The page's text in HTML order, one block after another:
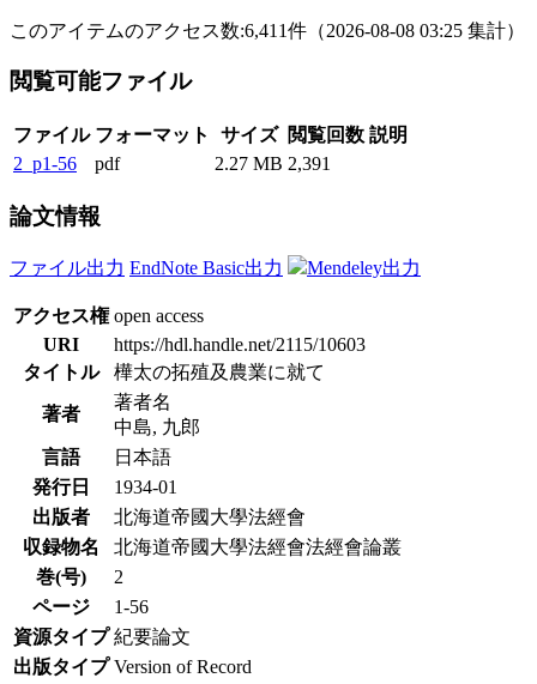
このアイテムのアクセス数:6,411件 （2026-08-08 03:25 集計）
閲覧可能ファイル
ファイル フォーマット サイズ 閲覧回数 説明
2_p1-56
pdf 2.27 MB 2,391
論文情報
ファイル出力 EndNote Basic出力 Mendeley出力
アクセス権 open access
URI
https://hdl.handle.net/2115/10603
タイトル
樺太の拓殖及農業に就て
著者
著者名
中島, 九郎
言語
日本語
発行日
1934-01
出版者
北海道帝國大學法經會
収録物名
北海道帝國大學法經會法經會論叢
巻(号)
2
ページ
1-56
資源タイプ 紀要論文
出版タイプ Version of Record